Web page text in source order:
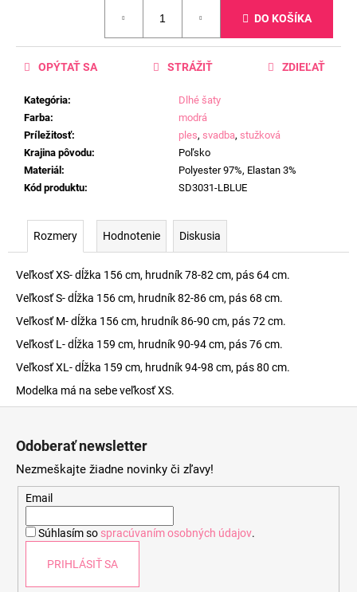
DO KOŠÍKA
Kategória:
Dlhé šaty
Farba:
modrá
Príležitosť: ples, svadba, stužková
Krajina pôvodu:
Poľsko
Materiál :
Polyester 97%, Elastan 3%
Kód produktu: SD3031-LBLUE
OPÝTAŤ SA STRÁŽIŤ ZDIEĽAŤ
Rozmery Hodnotenie Diskusia
Veľkosť XS- dĺžka 156 cm, hrudník 78-82 cm, pás 64 cm.
Veľkosť S- dĺžka 156 cm, hrudník 82-86 cm, pás 68 cm.
Veľkosť M- dĺžka 156 cm, hrudník 86-90 cm, pás 72 cm.
Veľkosť L- dĺžka 159 cm, hrudník 90-94 cm, pás 76 cm.
Veľkosť XL- dĺžka 159 cm, hrudník 94-98 cm, pás 80 cm.
Modelka má na sebe veľkosť XS.
Odoberať newsletter
Nezmeškajte žiadne novinky či zľavy!
Email
Súhlasím so spracúvaním osobných údajov.
PRIHLÁSIŤ SA